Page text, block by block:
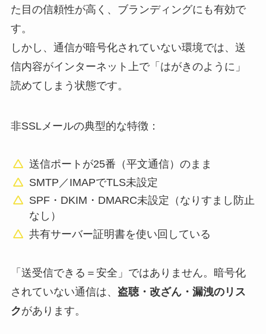
た目の信頼性が高く、ブランディングにも有効で
す。
しかし、通信が暗号化されていない環境では、送
信内容がインターネット上で「はがきのように」
読めてしまう状態です。
非SSLメールの典型的な特徴：
送信ポートが25番（平文通信）のまま
SMTP／IMAPでTLS未設定
SPF・DKIM・DMARC未設定（なりすまし防止
なし）
共有サーバー証明書を使い回している
「送受信できる＝安全」ではありません。暗号化
されていない通信は、 盗聴・改ざん・漏洩のリス
クがあります。